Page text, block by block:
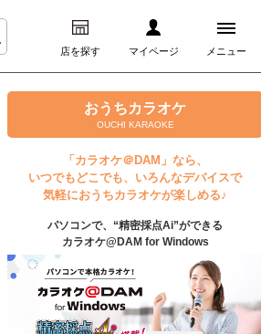
店を探す マイページ メニュー
ログイン
マイページ
プレミアムサービス
DAM★とも動画
DAM★とも録音
カラオケ＠DAM
おうちカラオケ
OUCHI KARAOKE
「カラオケ＠DAM」なら、
いつでもどこでも、いろんなデバイスで
気軽におうちカラオケが楽しめる♪
パソコンで、“精密採点Ai”ができる
カラオケ@DAM for Windows